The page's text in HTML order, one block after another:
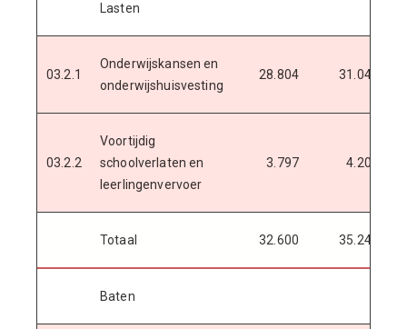
Lasten
03.2.1
Onderwijskansen en
onderwijshuisvesting
28.804 31.047
03.2.2
Voortijdig
schoolverlaten en
leerlingenvervoer
3.797 4.201
Totaal 32.600 35.248
Baten